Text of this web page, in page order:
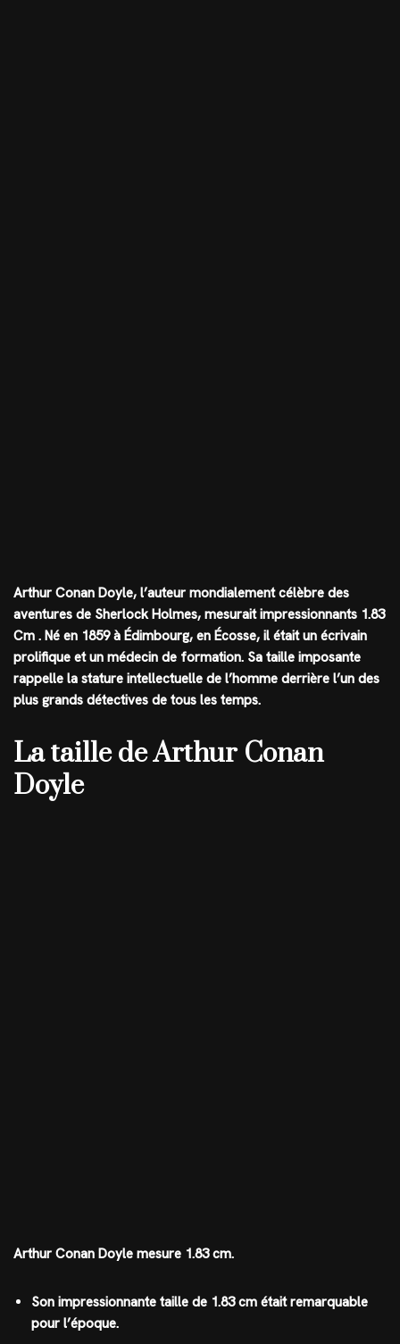
Arthur Conan Doyle, l’auteur mondialement célèbre des
aventures de Sherlock Holmes, mesurait impressionnants 1.83
Cm . Né en 1859 à Édimbourg, en Écosse, il était un écrivain
prolifique et un médecin de formation. Sa taille imposante
rappelle la stature intellectuelle de l’homme derrière l’un des
plus grands détectives de tous les temps.
La taille de Arthur Conan
Doyle
Arthur Conan Doyle mesure 1.83 cm.
Son impressionnante taille de 1.83 cm était remarquable
pour l’époque.